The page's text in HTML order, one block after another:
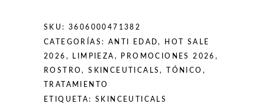
quantity
SKU: 3606000471382
CATEGORÍAS: ANTI EDAD,
HOT SALE
2026 , LIMPIEZA , PROMOCIONES 2026 ,
ROSTRO,SKINCEUTICALS, TÓNICO ,
TRATAMIENTO
ETIQUETA:SKINCEUTICALS